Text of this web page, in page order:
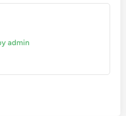
admin